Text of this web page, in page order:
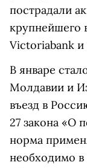
пострадали
крупнейшего
Victoriabank и
В январе
Молдавии и
въезд в
27 закона «О
норма
необходимо в